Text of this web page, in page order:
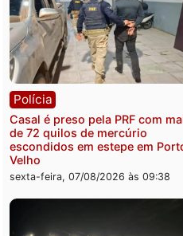
Política
Eleições 2026: Pastor
pode ser o primeiro
Rondônia na Câmara
sexta-feira, 07/08/2026 às